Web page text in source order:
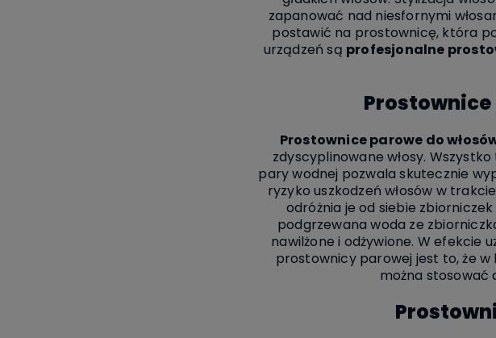
zapanować nad niesfornymi
postawić na prostownicę, która
urządzeń są profesjonalne
Prostownice parowe do
zdyscyplinowane włosy.
pary wodnej pozwala skutecznie
ryzyko uszkodzeń włosów w
odróżnia je od siebie
podgrzewana woda ze
nawilżone i odżywione. W efekcie
prostownicy parowej jest to, że
można stosować